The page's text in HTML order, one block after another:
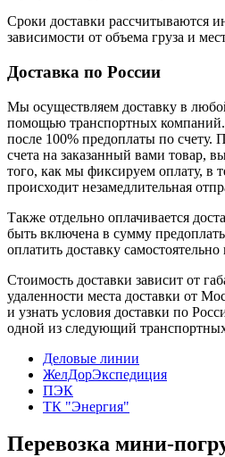
Сроки доставки рассчитываются
зависимости от объема груза и
Доставка по России
Мы осуществляем доставку в
помощью транспортных компаний.
после 100% предоплаты по счету.
счета на заказанный вами товар,
того, как мы фиксируем оплату, в
происходит незамедлительная
Также отдельно оплачивается
быть включена в сумму
оплатить доставку
Стоимость доставки зависит от
удаленности места доставки от
и узнать условия доставки по
одной из следующий
Деловые линии
ЖелДорЭкспедиция
ПЭК
ТК "Энергия"
Перевозка мини-